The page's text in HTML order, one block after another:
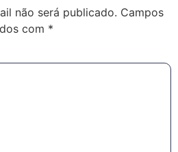
não será publicado. Campos
com *